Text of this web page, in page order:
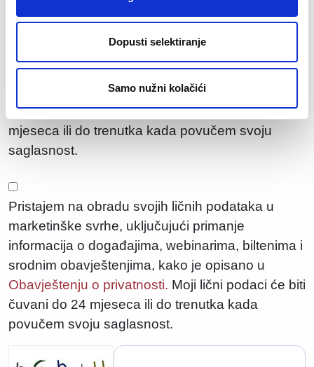
Dopusti selektiranje
Samo nužni kolačići
svrhe zapošljavanja, uključujući razmatranje
prilike, procjenu mojih vještina i profila, kao i
pozivanje na programe obuke i profesionalnog
razvoja, kako je opisano u Obavještenju o
privatnosti.Moji lični podaci će biti čuvani do 24
mjeseca ili do trenutka kada povučem svoju
saglasnost.
Pristajem na obradu svojih ličnih podataka u
marketinške svrhe, uključujući primanje
informacija o događajima, webinarima, biltenima i
srodnim obavještenjima, kako je opisano u
Obavještenju o privatnosti. Moji lični podaci će biti
čuvani do 24 mjeseca ili do trenutka kada
povučem svoju saglasnost.